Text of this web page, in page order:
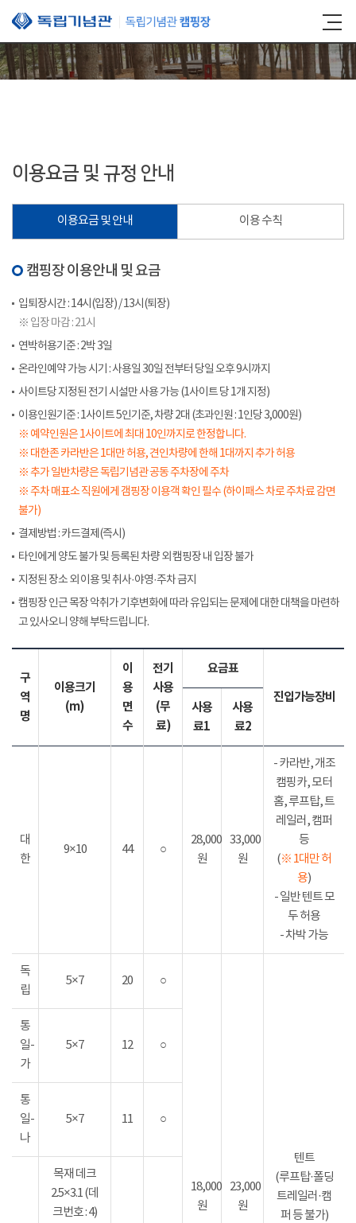
본문 바로가기
이용요금 및 규정 안내
이용요금 및 안내 이용 수칙
캠핑장 이용안내 및 요금
입퇴장시간 : 14시(입장) / 13시(퇴장)
※ 입장 마감 : 21시
연박허용기준 : 2박 3일
온라인예약 가능 시기 : 사용일 30일 전부터 당일 오후 9시까지
사이트당 지정된 전기 시설만 사용 가능 (1사이트 당 1개 지정)
이용인원기준 : 1사이트 5인기준, 차량 2대 (초과인원 : 1인당 3,000원)
※ 예약인원은 1사이트에 최대 10인까지로 한정합니다.
※ 대한존 카라반은 1대만 허용, 견인차량에 한해 1대까지 추가 허용
※ 추가 일반차량은 독립기념관 공동 주차장에 주차
※ 주차 매표소 직원에게 갬핑장 이용객 확인 필수 (하이패스 차로 주차료 감면
불가)
결제방법 : 카드결제(즉시)
타인에게 양도 불가 및 등록된 차량 외 캠핑장 내 입장 불가
지정된 장소 외 이용 및 취사·야영·주차 금지
캠핑장 인근 목장 악취가 기후변화에 따라 유입되는 문제에 대한 대책을 마련하
고 있사오니 양해 부탁드립니다.
구
역
명
이용크기
(m)
이
용
면
수
전기
사용
(무
료)
요금표
진입가능장비
사용
료1
사용
료2
대
한
9×10 44 ○
28,000
원
33,000
원
- 카라반, 개조
캠핑카, 모터
홈, 루프탑, 트
레일러, 캠퍼
등
(※ 1대만 허
용)
- 일반 텐트 모
두 허용
- 차박 가능
독
립
5×7 20 ○
18,000
원
23,000
원
텐트
(루프탑·폴딩
트레일러·캠
퍼 등 불가)
통
일-
가
5×7 12 ○
통
일-
나
5×7 11 ○
목재 데크
2.5×3.1 (데
크번호 : 4)